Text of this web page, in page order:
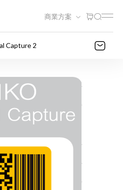
商業方案
Capture 2